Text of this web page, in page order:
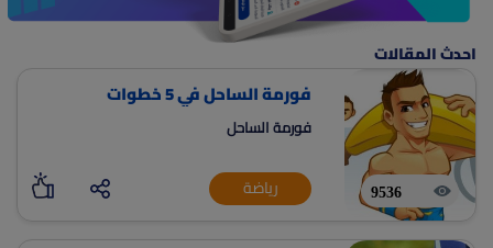
احدث المقالات
9536
فورمة الساحل في 5 خطوات
فورمة الساحل
رياضة